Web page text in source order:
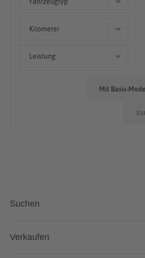
Geländewagen/SUV
Kilometer
Leistung
Mit Basis-
Suchen
Auto kaufen
Verkaufen